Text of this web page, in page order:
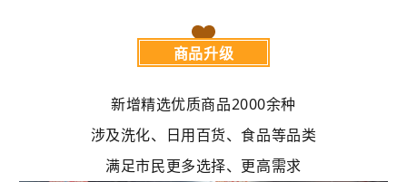
商品升级
新增精选优质商品2000余种
涉及洗化、日用百货、食品等品类
满足市民更多选择、更高需求